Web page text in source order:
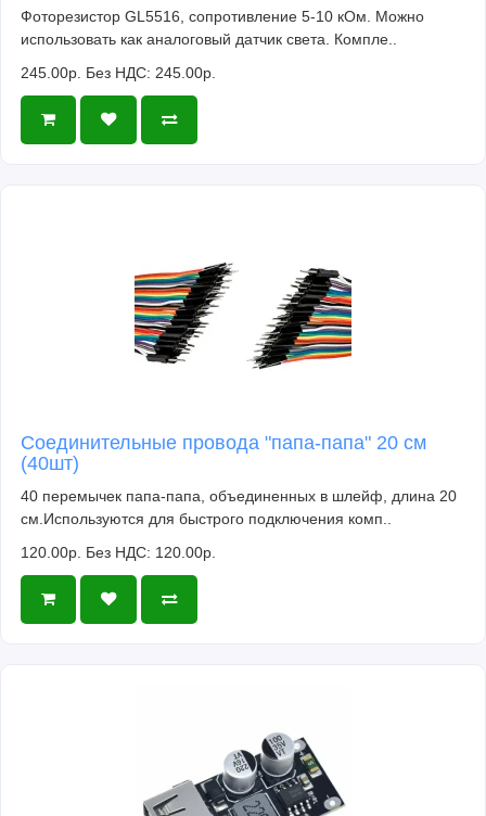
Фоторезистор GL5516, сопротивление 5-10 кОм. Можно
использовать как аналоговый датчик света. Компле..
245.00р. Без НДС: 245.00р.
Соединительные провода "папа-папа" 20 см
(40шт)
40 перемычек папа-папа, объединенных в шлейф, длина 20
см.Используются для быстрого подключения комп..
120.00р. Без НДС: 120.00р.